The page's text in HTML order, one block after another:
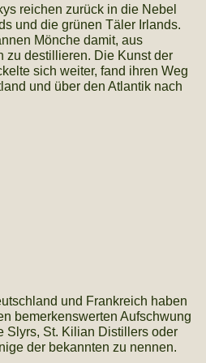
reichen zurück in die Nebel
und die grünen Täler Irlands.
Mönche damit, aus
zu destillieren. Die Kunst der
sich weiter, fand ihren Weg
und über den Atlantik nach
und Frankreich haben
bemerkenswerten Aufschwung
Slyrs, St. Kilian Distillers oder
der bekannten zu nennen.